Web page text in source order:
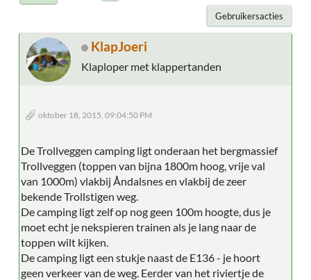
Gebruikersacties
KlapJoeri
Klaploper met klappertanden
oktober 18, 2015, 09:04:50 PM
De Trollveggen camping ligt onderaan het bergmassief
Trollveggen (toppen van bijna 1800m hoog, vrije val
van 1000m) vlakbij Åndalsnes en vlakbij de zeer
bekende Trollstigen weg.
De camping ligt zelf op nog geen 100m hoogte, dus je
moet echt je nekspieren trainen als je lang naar de
toppen wilt kijken.
De camping ligt een stukje naast de E136 - je hoort
geen verkeer van de weg. Eerder van het riviertje de